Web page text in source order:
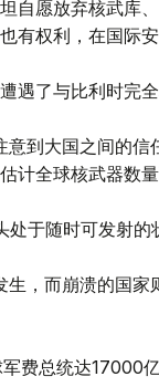
自愿放弃核武库
有权利，在国际
遇了与比利时完全
到大国之间的
计全球核武器数
于随时可发射的
，而崩溃的国
费总统达17000